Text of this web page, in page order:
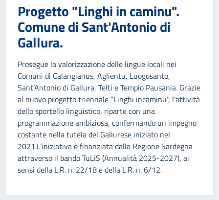
Progetto "Linghi in caminu".
Comune di Sant'Antonio di
Gallura.
Prosegue la valorizzazione delle lingue locali nei
Comuni di Calangianus, Aglientu, Luogosanto,
Sant’Antonio di Gallura, Telti e Tempio Pausania. Grazie
al nuovo progetto triennale “Linghi incaminu”, l'attività
dello sportello linguistico, riparte con una
programmazione ambiziosa, confermando un impegno
costante nella tutela del Gallurese iniziato nel
2021.L’iniziativa è finanziata dalla Regione Sardegna
attraverso il bando TuLiS (Annualità 2025-2027), ai
sensi della L.R. n. 22/18 e della L.R. n. 6/12.